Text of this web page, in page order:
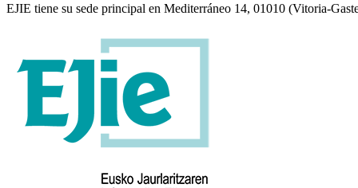
EJIE tiene su sede principal en Mediterráneo 14, 01010 (Vitoria-